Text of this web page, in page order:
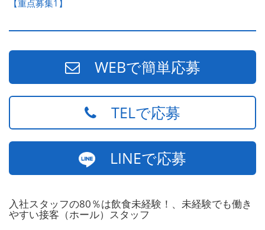
【重点募集1】
WEBで簡単応募
TELで応募
LINEで応募
入社スタッフの80％は飲食未経験！、未経験でも働き
やすい接客（ホール）スタッフ